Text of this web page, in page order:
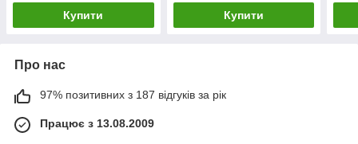
Купити Купити
Про нас
97% позитивних з 187 відгуків за рік
Працює з 13.08.2009